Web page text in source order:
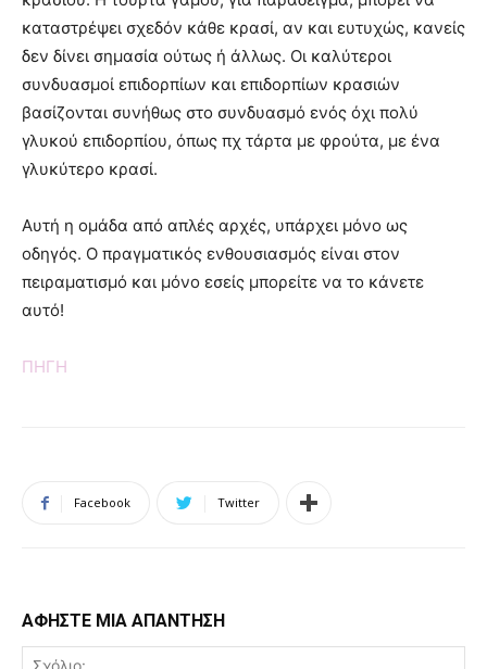
καταστρέψει σχεδόν κάθε κρασί, αν και ευτυχώς, κανείς
δεν δίνει σημασία ούτως ή άλλως. Οι καλύτεροι
συνδυασμοί επιδορπίων και επιδορπίων κρασιών
βασίζονται συνήθως στο συνδυασμό ενός όχι πολύ
γλυκού επιδορπίου, όπως πχ τάρτα με φρούτα, με ένα
γλυκύτερο κρασί.
Αυτή η ομάδα από απλές αρχές, υπάρχει μόνο ως
οδηγός. Ο πραγματικός ενθουσιασμός είναι στον
πειραματισμό και μόνο εσείς μπορείτε να το κάνετε
αυτό!
ΠΗΓΗ
Facebook Twitter
ΑΦΗΣΤΕ ΜΙΑ ΑΠΑΝΤΗΣΗ